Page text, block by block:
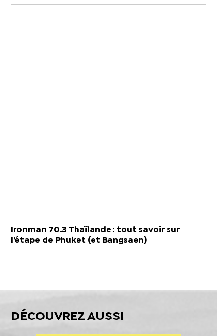
Ironman 70.3 Thaïlande : tout savoir sur
l’étape de Phuket (et Bangsaen)
DÉCOUVREZ AUSSI